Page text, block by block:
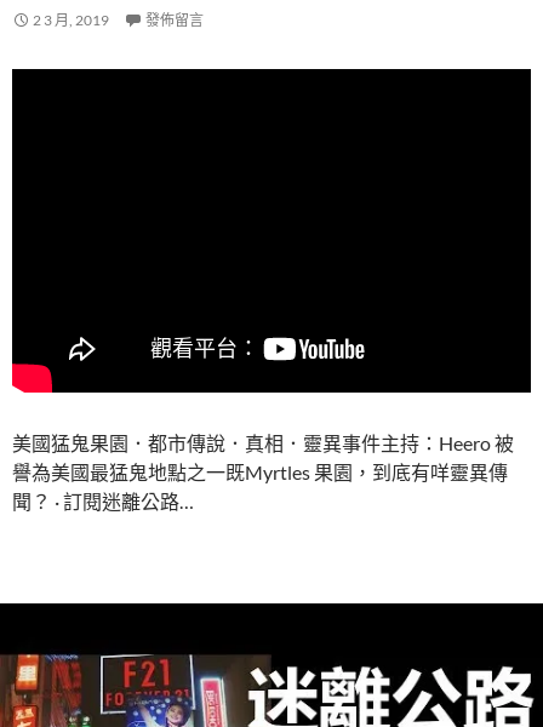
2 3 月, 2019 發佈留言
美國猛鬼果園．都市傳說．真相．靈異事件主持：Heero 被
譽為美國最猛鬼地點之一既Myrtles 果園，到底有咩靈異傳
聞？ · 訂閱迷離公路…